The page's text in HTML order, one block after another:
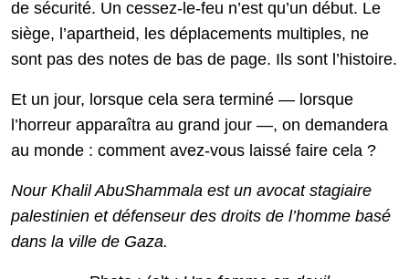
de sécurité. Un cessez-le-feu n’est qu’un début. Le
siège, l’apartheid, les déplacements multiples, ne
sont pas des notes de bas de page. Ils sont l’histoire.
Et un jour, lorsque cela sera terminé — lorsque
l’horreur apparaîtra au grand jour —, on demandera
au monde : comment avez-vous laissé faire cela ?
Nour Khalil AbuShammala est un avocat stagiaire
palestinien et défenseur des droits de l’homme basé
dans la ville de Gaza.